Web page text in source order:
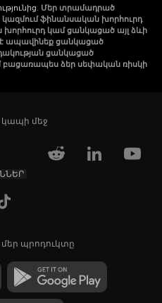
. Մեր տրամադրած
կազմում ֆինանսական խորհուրդ
խորհուրդ կամ ցանկացած այլ ձևի
է ապավինեք ցանկացած
ցանկացած
բացառապես ձեր սեփական ռիսկի
մեջ
պրոդուկտը